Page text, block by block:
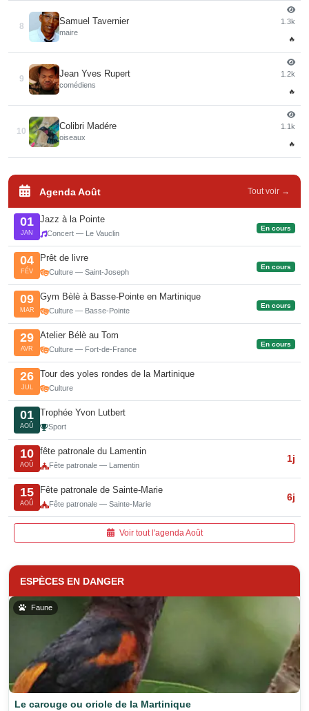
8
Samuel Tavernier
maire
1.3k
🔥
9
Jean Yves Rupert
comédiens
1.2k
🔥
10
Colibri Madére
oiseaux
1.1k
🔥
Agenda Août Tout voir →
01
JAN
Jazz à la Pointe
Concert — Le Vauclin
En cours
04
FÉV
Prêt de livre
Culture — Saint-Joseph
En cours
09
MAR
Gym Bèlè à Basse-Pointe en Martinique
Culture — Basse-Pointe
En cours
29
AVR
Atelier Bélè au Tom
Culture — Fort-de-France
En cours
26
JUL
Tour des yoles rondes de la Martinique
Culture
01
AOÛ
Trophée Yvon Lutbert
Sport
10
AOÛ
fête patronale du Lamentin
Fête patronale — Lamentin
1j
15
AOÛ
Fête patronale de Sainte-Marie
Fête patronale — Sainte-Marie
6j
Voir tout l'agenda Août
ESPÈCES EN DANGER
Faune
Le carouge ou oriole de la Martinique